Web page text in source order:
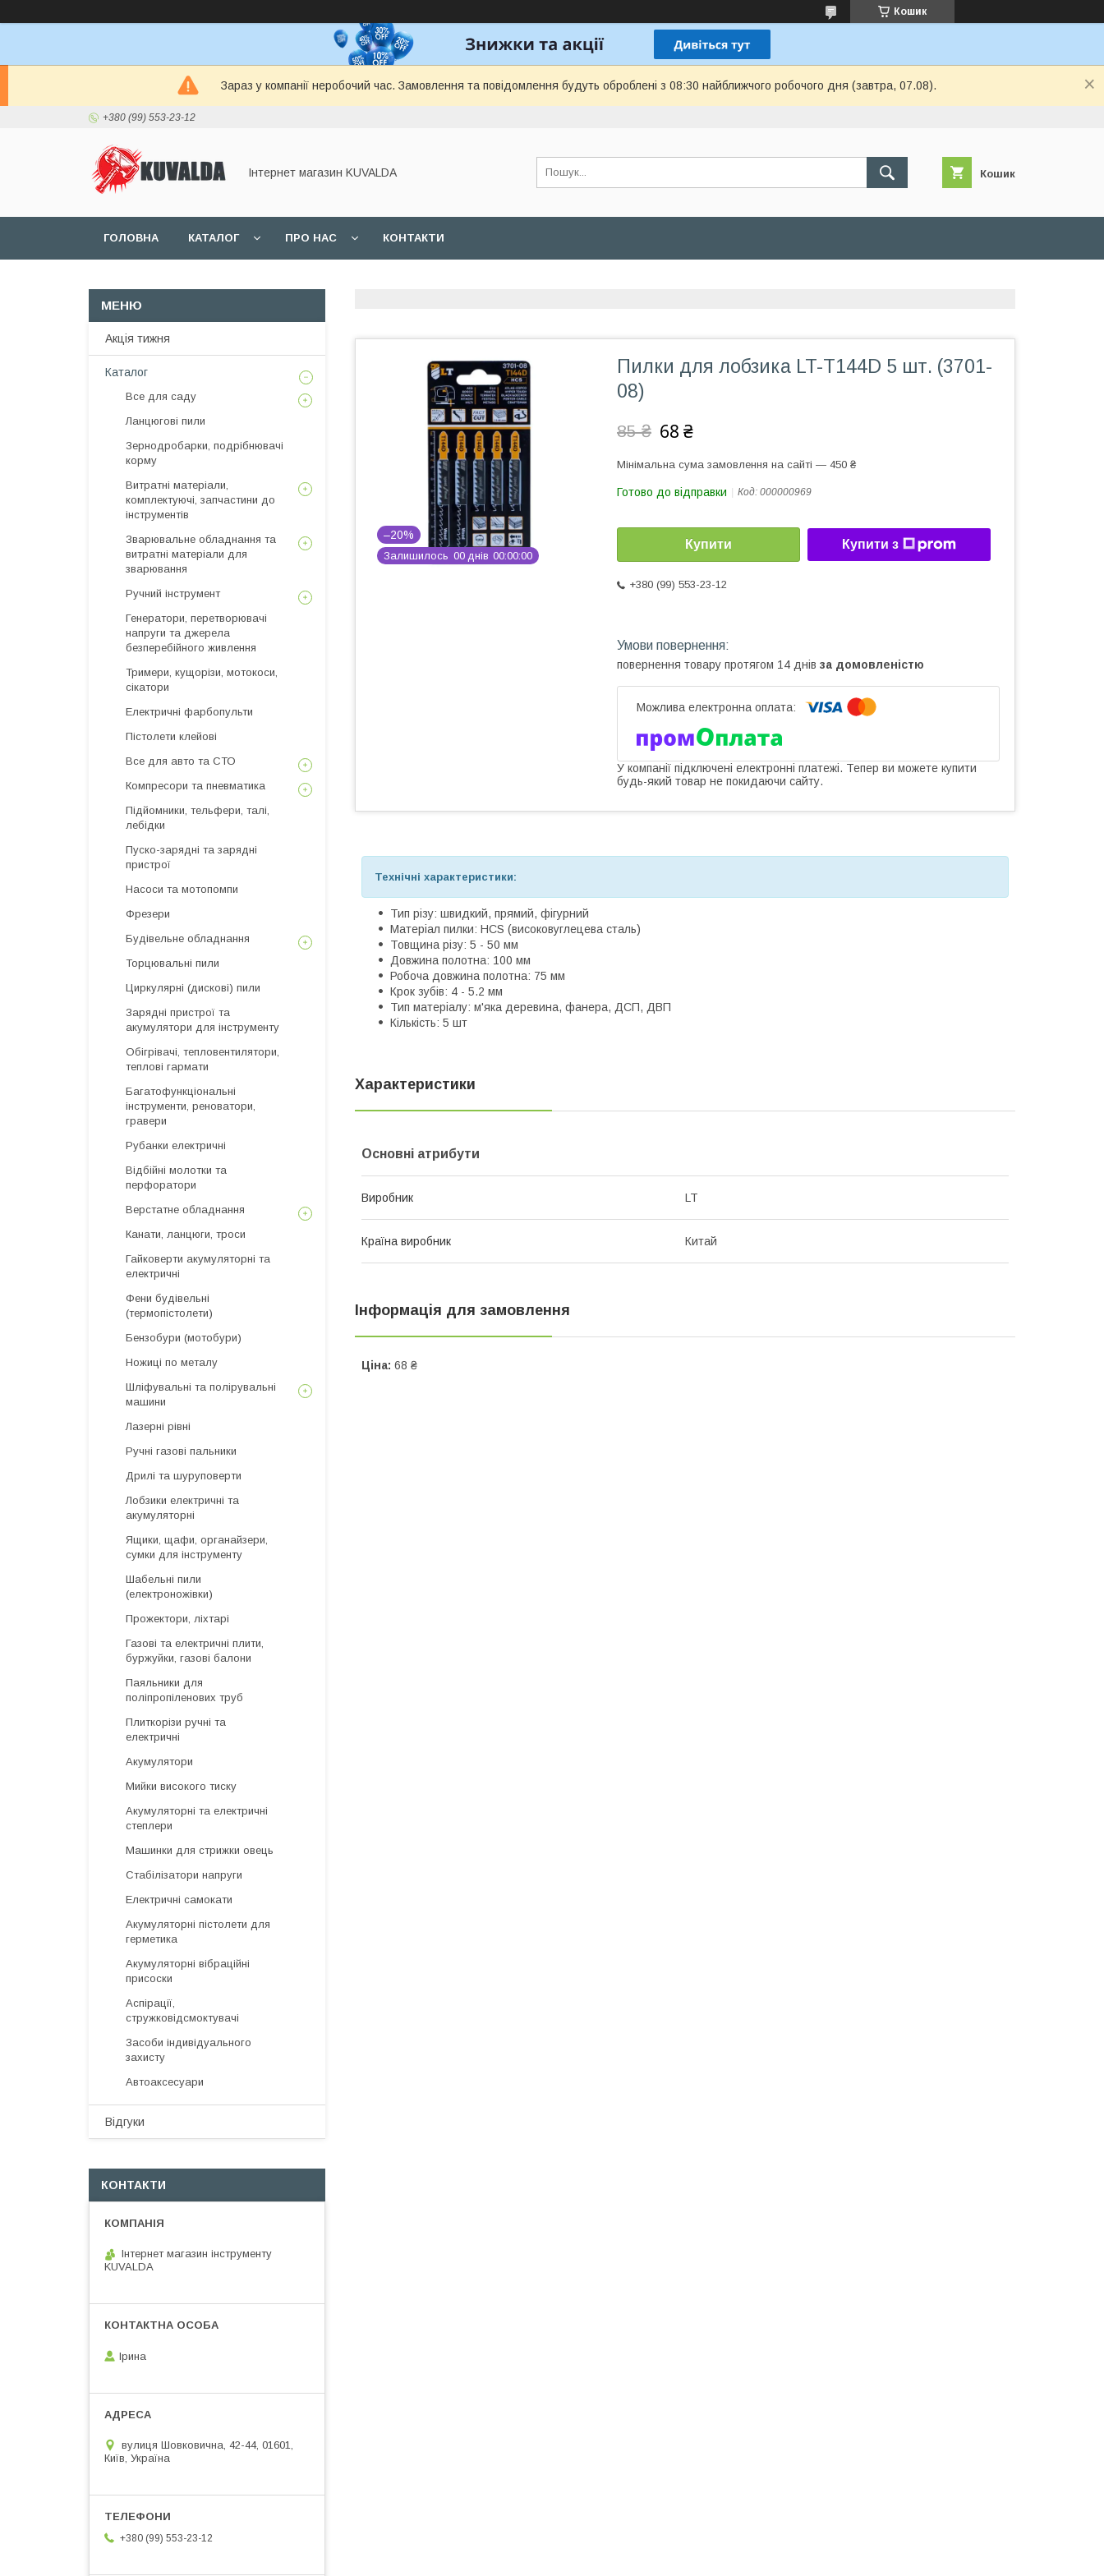
Кошик
Зараз у компанії неробочий час. Замовлення та повідомлення будуть оброблені з 08:30 найближчого робочого дня (завтра, 07.08).
+380 (99) 553-23-12
Інтернет магазин KUVALDA Кошик
ГОЛОВНА КАТАЛОГ ПРО НАС КОНТАКТИ
–20%
Залишилось 00 днів 00 00 00
Пилки для лобзика LT-T144D 5 шт. (3701-
08)
85 ₴ 68 ₴
Мінімальна сума замовлення на сайті — 450 ₴
Готово до відправки Код: 000000969
Купити Купити з
+380 (99) 553-23-12
повернення товару протягом 14 днів за домовленістю
У компанії підключені електронні платежі. Тепер ви можете купити
будь-який товар не покидаючи сайту.
Технічні характеристики:
Тип різу: швидкий, прямий, фігурний
Матеріал пилки: HCS (високовуглецева сталь)
Товщина різу: 5 - 50 мм
Довжина полотна: 100 мм
Робоча довжина полотна: 75 мм
Крок зубів: 4 - 5.2 мм
Тип матеріалу: м'яка деревина, фанера, ДСП, ДВП
Кількість: 5 шт
Характеристики
Основні атрибути
Виробник LT
Країна виробник Китай
Інформація для замовлення
Ціна: 68 ₴
Акція тижня
Каталог
Все для саду
Ланцюгові пили
Зернодробарки, подрібнювачі
корму
Витратні матеріали,
комплектуючі, запчастини до
інструментів
Зварювальне обладнання та
витратні матеріали для
зварювання
Ручний інструмент
Генератори, перетворювачі
напруги та джерела
безперебійного живлення
Тримери, кущорізи, мотокоси,
сікатори
Електричні фарбопульти
Пістолети клейові
Все для авто та СТО
Компресори та пневматика
Підйомники, тельфери, талі,
лебідки
Пуско-зарядні та зарядні
пристрої
Насоси та мотопомпи
Фрезери
Будівельне обладнання
Торцювальні пили
Циркулярні (дискові) пили
Зарядні пристрої та
акумулятори для інструменту
Обігрівачі, тепловентилятори,
теплові гармати
Багатофункціональні
інструменти, реноватори,
гравери
Рубанки електричні
Відбійні молотки та
перфоратори
Верстатне обладнання
Канати, ланцюги, троси
Гайковерти акумуляторні та
електричні
Фени будівельні
(термопістолети)
Бензобури (мотобури)
Ножиці по металу
Шліфувальні та полірувальні
машини
Лазерні рівні
Ручні газові пальники
Дрилі та шуруповерти
Лобзики електричні та
акумуляторні
Ящики, щафи, органайзери,
сумки для інструменту
Шабельні пили
(електроножівки)
Прожектори, ліхтарі
Газові та електричні плити,
буржуйки, газові балони
Паяльники для
поліпропіленових труб
Плиткорізи ручні та
електричні
Акумулятори
Мийки високого тиску
Акумуляторні та електричні
степлери
Машинки для стрижки овець
Стабілізатори напруги
Електричні самокати
Акумуляторні пістолети для
герметика
Акумуляторні вібраційні
присоски
Аспірації,
стружковідсмоктувачі
Засоби індивідуального
захисту
Автоаксесуари
Відгуки
КОНТАКТИ
Інтернет магазин інструменту
KUVALDA
Ірина
вулиця Шовковична, 42-44, 01601,
Київ, Україна
+380 (99) 553-23-12